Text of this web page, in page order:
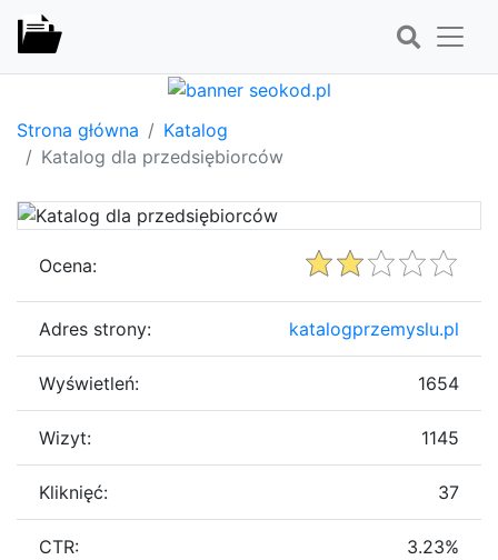
Strona główna
Katalog
Katalog dla przedsiębiorców
Ocena:
Adres strony: katalogprzemyslu.pl
Wyświetleń: 1654
Wizyt: 1145
Kliknięć: 37
CTR: 3.23%